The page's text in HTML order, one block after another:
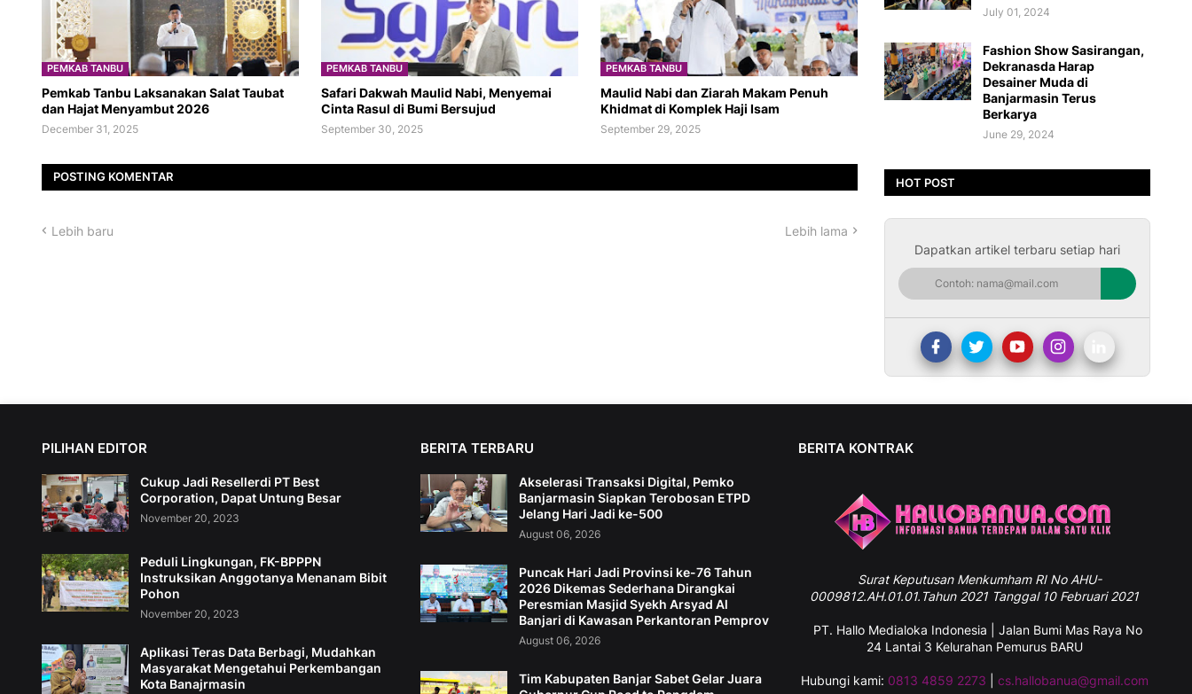
PEMKAB TANBU
Pemkab Tanbu Laksanakan Salat Taubat
dan Hajat Menyambut 2026
December 31, 2025
PEMKAB TANBU
Safari Dakwah Maulid Nabi, Menyemai
Cinta Rasul di Bumi Bersujud
September 30, 2025
PEMKAB TANBU
Maulid Nabi dan Ziarah Makam Penuh
Khidmat di Komplek Haji Isam
September 29, 2025
POSTING KOMENTAR
Lebih baru Lebih lama
July 01, 2024
Fashion Show Sasirangan,
Dekranasda Harap
Desainer Muda di
Banjarmasin Terus
Berkarya
June 29, 2024
HOT POST
Dapatkan artikel terbaru setiap hari
PILIHAN EDITOR
Cukup Jadi Resellerdi PT Best
Corporation, Dapat Untung Besar
November 20, 2023
Peduli Lingkungan, FK-BPPPN
Instruksikan Anggotanya Menanam Bibit
Pohon
November 20, 2023
Aplikasi Teras Data Berbagi, Mudahkan
Masyarakat Mengetahui Perkembangan
Kota Banajrmasin
BERITA TERBARU
Akselerasi Transaksi Digital, Pemko
Banjarmasin Siapkan Terobosan ETPD
Jelang Hari Jadi ke-500
August 06, 2026
Puncak Hari Jadi Provinsi ke-76 Tahun
2026 Dikemas Sederhana Dirangkai
Peresmian Masjid Syekh Arsyad Al
Banjari di Kawasan Perkantoran Pemprov
August 06, 2026
Tim Kabupaten Banjar Sabet Gelar Juara
BERITA KONTRAK
SuratKeputusan Menkumham RI No AHU-
0009812.AH.01.01.Tahun 2021 Tanggal 10 Februari 2021
PT. Hallo Medialoka Indonesia | Jalan Bumi Mas Raya No
24 Lantai 3 Kelurahan Pemurus BARU
Hubungi kami: 0813 4859 2273 cs.hallobanua@gmail.com